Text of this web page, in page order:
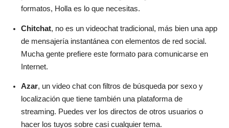
formatos, Holla es lo que necesitas.
Chitchat, no es un videochat tradicional, más bien una app
de mensajería instantánea con elementos de red social.
Mucha gente prefiere este formato para comunicarse en
Internet.
Azar, un video chat con filtros de búsqueda por sexo y
localización que tiene también una plataforma de
streaming. Puedes ver los directos de otros usuarios o
hacer los tuyos sobre casi cualquier tema.